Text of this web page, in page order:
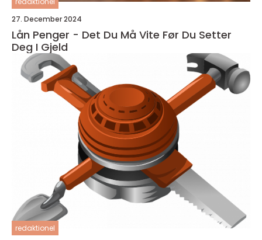
27. December 2024
Lån Penger - Det Du Må Vite Før Du Setter
Deg I Gjeld
redaktionel